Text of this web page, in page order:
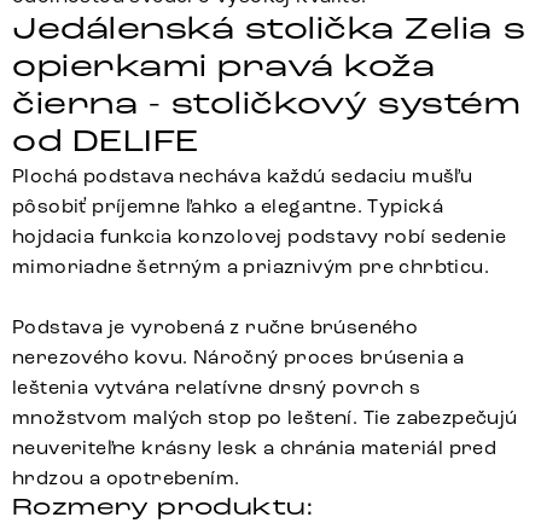
Jedálenská stolička Zelia s
opierkami pravá koža
čierna - stoličkový systém
od DELIFE
Plochá podstava necháva každú sedaciu mušľu
pôsobiť príjemne ľahko a elegantne. Typická
hojdacia funkcia konzolovej podstavy robí sedenie
mimoriadne šetrným a priaznivým pre chrbticu.
Podstava je vyrobená z ručne brúseného
nerezového kovu. Náročný proces brúsenia a
leštenia vytvára relatívne drsný povrch s
množstvom malých stop po leštení. Tie zabezpečujú
neuveriteľne krásny lesk a chránia materiál pred
hrdzou a opotrebením.
Rozmery produktu: